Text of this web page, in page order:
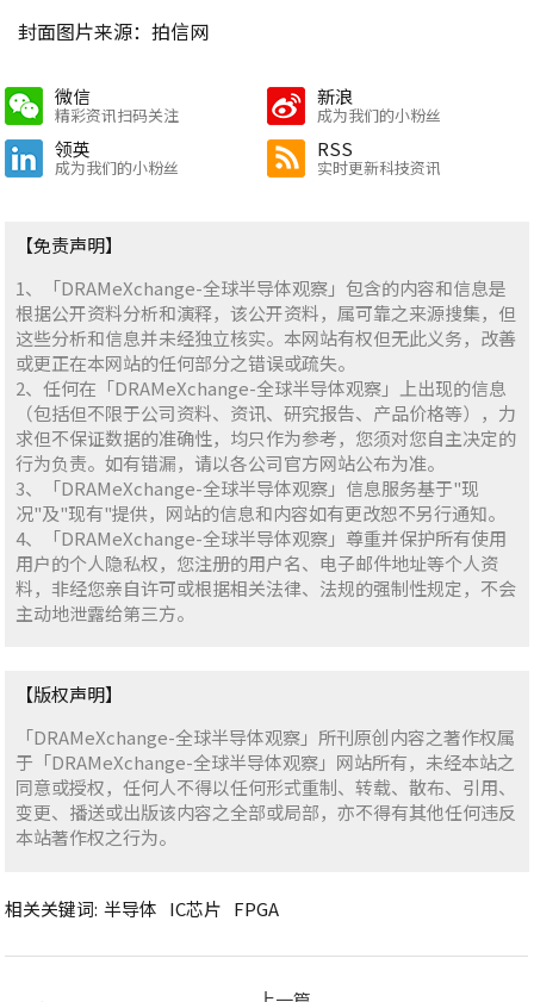
封面图片来源：拍信网
微信
精彩资讯扫码关注
新浪
成为我们的小粉丝
领英
成为我们的小粉丝
RSS
实时更新科技资讯
【免责声明】
1、「DRAMeXchange-全球半导体观察」包含的内容和信息是
根据公开资料分析和演释，该公开资料，属可靠之来源搜集，但
这些分析和信息并未经独立核实。本网站有权但无此义务，改善
或更正在本网站的任何部分之错误或疏失。
2、任何在「DRAMeXchange-全球半导体观察」上出现的信息
（包括但不限于公司资料、资讯、研究报告、产品价格等），力
求但不保证数据的准确性，均只作为参考，您须对您自主决定的
行为负责。如有错漏，请以各公司官方网站公布为准。
3、「DRAMeXchange-全球半导体观察」信息服务基于"现
况"及"现有"提供，网站的信息和内容如有更改恕不另行通知。
4、「DRAMeXchange-全球半导体观察」尊重并保护所有使用
用户的个人隐私权，您注册的用户名、电子邮件地址等个人资
料，非经您亲自许可或根据相关法律、法规的强制性规定，不会
主动地泄露给第三方。
【版权声明】
「DRAMeXchange-全球半导体观察」所刊原创内容之著作权属
于「DRAMeXchange-全球半导体观察」网站所有，未经本站之
同意或授权，任何人不得以任何形式重制、转载、散布、引用、
变更、播送或出版该内容之全部或局部，亦不得有其他任何违反
本站著作权之行为。
相关关键词: 半导体 IC芯片 FPGA